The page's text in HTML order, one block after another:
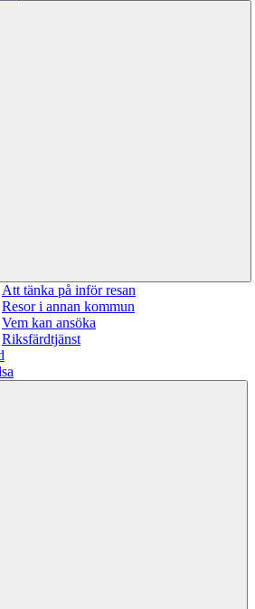
Att tänka på inför resan
Resor i annan kommun
Vem kan ansöka
Riksfärdtjänst